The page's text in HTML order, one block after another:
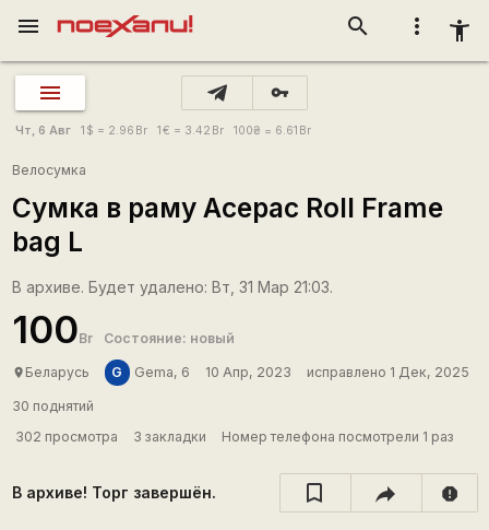
more_vert accessibility_new
search
menu
vpn_key
Чт, 6 Авг 1 $ = 2.96 Br 1€ = 3.42 Br 100₴ = 6.61 Br
Велосумка
Сумка в раму Acepac Roll Frame
bag L
В архиве. Будет удалено: Вт, 31 Мар 21:03.
100Br Состояние: новый
place Беларусь G Gema, 6 10 Апр, 2023 исправлено 1 Дек, 2025
30 поднятий
302 просмотра
3 закладки Номер телефона посмотрели 1 раз
В архиве! Торг завершён. report